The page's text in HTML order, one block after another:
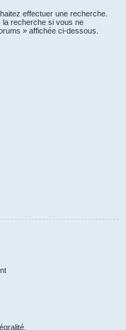
effectuer une recherche.
la recherche si vous ne
» affichée ci-dessous.